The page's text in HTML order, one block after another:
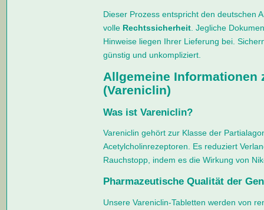
Dieser Prozess entspricht den deutschen
volle Rechtssicherheit. Jegliche
Hinweise liegen Ihrer Lieferung bei.
günstig und unkompliziert.
Allgemeine Informationen
(Vareniclin)
Was ist Vareniclin?
Vareniclin gehört zur Klasse der
Acetylcholinrezeptoren. Es reduziert
Rauchstopp, indem es die Wirkung von
Pharmazeutische Qualität der
Unsere Vareniclin-Tabletten werden von